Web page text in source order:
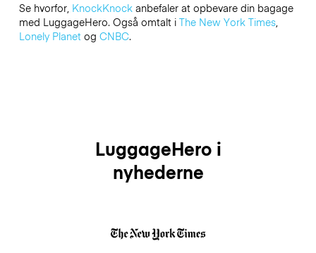
Se hvorfor, KnockKnockanbefaler at opbevare din bagage
med LuggageHero. Også omtalt i The New York Times,
Lonely Planetog CNBC.
LuggageHero i
nyhederne